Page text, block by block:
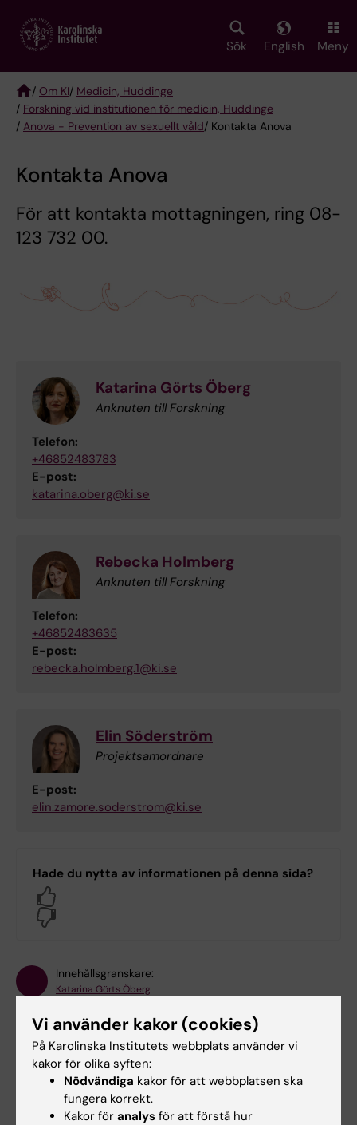
main
Sök English Meny
Breadcrumb
/ Om KI/ Medicin, Huddinge
/ Forskning vid institutionen för medicin, Huddinge
/ Anova - Prevention av sexuellt våld/ Kontakta Anova
Kontakta Anova
För att kontakta mottagningen, ring 08-
123 732 00.
Katarina Görts Öberg
Anknuten till Forskning
Telefon:
+46852483783
E-post:
katarina.oberg@ki.se
Rebecka Holmberg
Anknuten till Forskning
Telefon:
+46852483635
E-post:
rebecka.holmberg.1@ki.se
Elin Söderström
Projektsamordnare
E-post:
elin.zamore.soderstrom@ki.se
Hade du nytta av informationen på denna sida?
Innehållsgranskare:
Katarina Görts Öberg
Sidan uppdaterad: 2026-05-21
Vi använder kakor (cookies)
På Karolinska Institutets webbplats använder vi
kakor för olika syften:
Nödvändiga kakor för att webbplatsen ska
fungera korrekt.
Kakor för analys för att förstå hur